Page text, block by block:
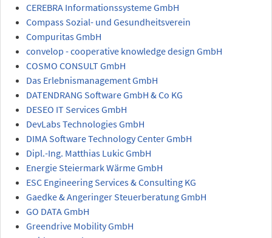
CEREBRA Informationssysteme GmbH
Compass Sozial- und Gesundheitsverein
Compuritas GmbH
convelop - cooperative knowledge design GmbH
COSMO CONSULT GmbH
Das Erlebnismanagement GmbH
DATENDRANG Software GmbH & Co KG
DESEO IT Services GmbH
DevLabs Technologies GmbH
DIMA Software Technology Center GmbH
Dipl.-Ing. Matthias Lukic GmbH
Energie Steiermark Wärme GmbH
ESC Engineering Services & Consulting KG
Gaedke & Angeringer Steuerberatung GmbH
GO DATA GmbH
Greendrive Mobility GmbH